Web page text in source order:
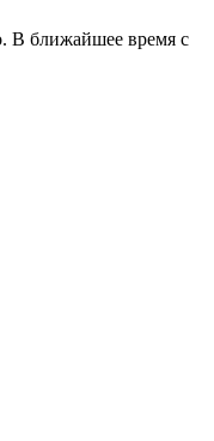
В ближайшее время с